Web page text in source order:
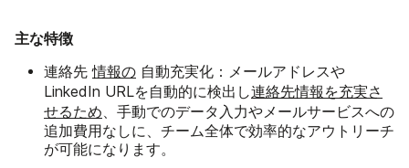
主な特徴
連絡先 情報の 自動充実化： メールアドレスや
LinkedIn URLを自動的に検出し連絡先情報を充実さ
せるため、手動でのデータ入力やメールサービスへの
追加費用なしに、チーム全体で効率的なアウトリーチ
が可能になります。